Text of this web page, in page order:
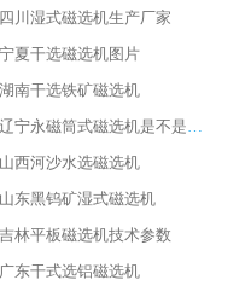
四川湿式磁选机生产厂家
宁夏干选磁选机图片
湖南干选铁矿磁选机
辽宁永磁筒式磁选机是不是强磁
山西河沙水选磁选机
山东黑钨矿湿式磁选机
吉林平板磁选机技术参数
广东干式选铝磁选机